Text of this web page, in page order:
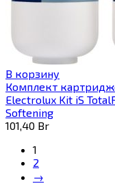
В корзину
Комплект
Electrolux Kit iS
Softening
101,40 Br
1
2
→